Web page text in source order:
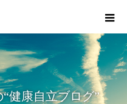
健康自立ブログ”